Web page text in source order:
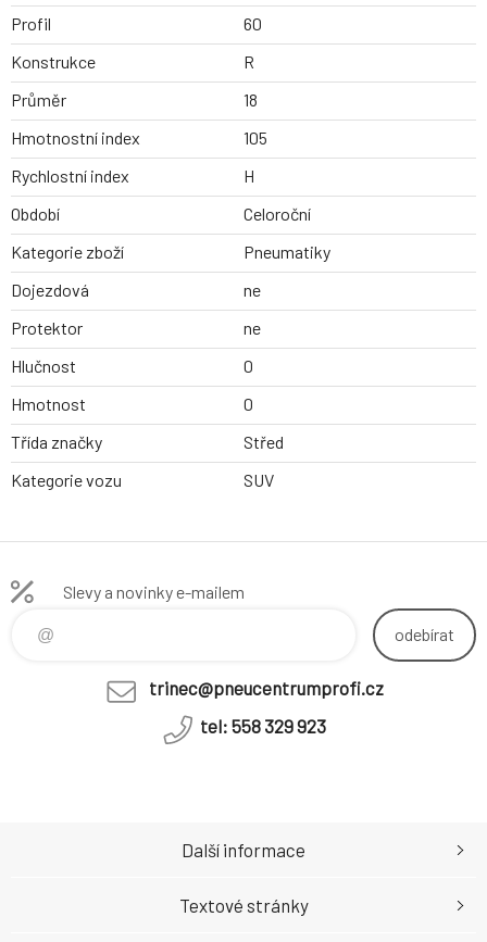
Profil
60
Konstrukce
R
Průměr
18
Hmotnostní index
105
Rychlostní index
H
Období
Celoroční
Kategorie zboží
Pneumatiky
Dojezdová
ne
Protektor
ne
Hlučnost
0
Hmotnost
0
Třída značky
Střed
Kategorie vozu
SUV
Slevy a novinky e-mailem
odebírat
trinec@pneucentrumprofi.cz
tel: 558 329 923
Další informace
Textové stránky